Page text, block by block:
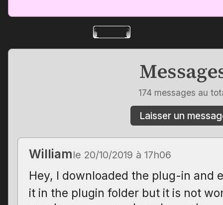
174 messages au
Laisser un
Williamle 20/10/2019 à 17h06
Hey, I downloaded the plug-in and
it in the plugin folder but it is not